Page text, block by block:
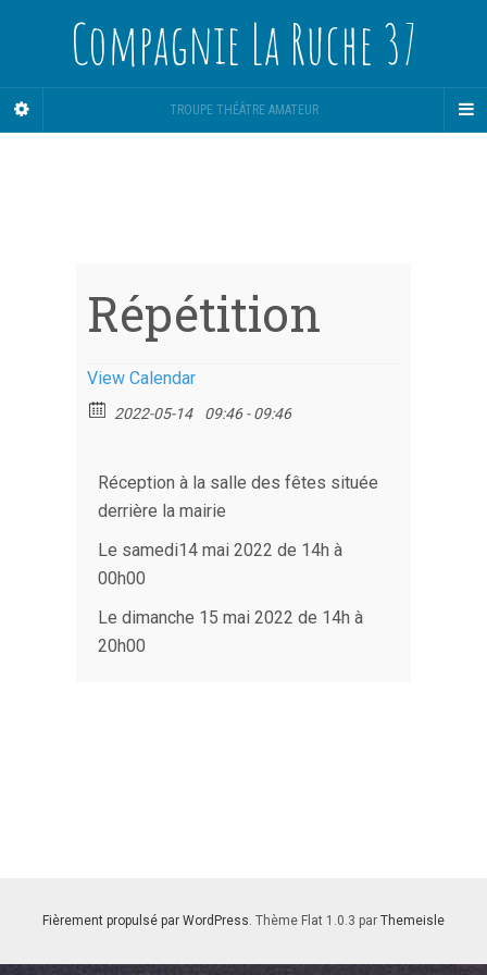
Compagnie La Ruche 37
TROUPE THÉÂTRE AMATEUR
Répétition
View Calendar
2022-05-14 09:46 - 09:46
Réception à la salle des fêtes située
derrière la mairie
Le samedi14 mai 2022 de 14h à
00h00
Le dimanche 15 mai 2022 de 14h à
20h00
Fièrement propulsé par WordPress. Thème Flat 1.0.3 par Themeisle